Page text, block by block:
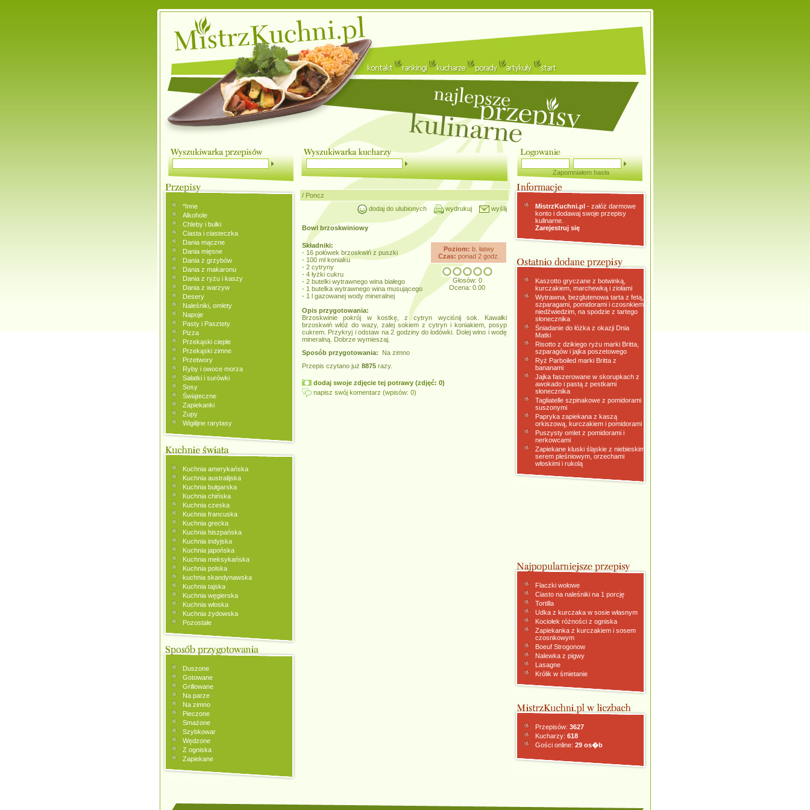
Zapomniałem hasła
*Inne
Alkohole
Chleby i bułki
Ciasta i ciasteczka
Dania mączne
Dania mięsne
Dania z grzybów
Dania z makaronu
Dania z ryżu i kaszy
Dania z warzyw
Desery
Naleśniki, omlety
Napoje
Pasty i Pasztety
Pizza
Przekąski ciepłe
Przekąski zimne
Przetwory
Ryby i owoce morza
Sałatki i surówki
Sosy
Świąteczne
Zapiekanki
Zupy
Wigilijne rarytasy
Kuchnia amerykańska
Kuchnia australijska
Kuchnia bułgarska
Kuchnia chińska
Kuchnia czeska
Kuchnia francuska
Kuchnia grecka
Kuchnia hiszpańska
Kuchnia indyjska
Kuchnia japońska
Kuchnia meksykańska
Kuchnia polska
kuchnia skandynawska
Kuchnia tajska
Kuchnia węgierska
Kuchnia włoska
Kuchnia żydowska
Pozostałe
Duszone
Gotowane
Grillowane
Na parze
Na zimno
Pieczone
Smażone
Szybkowar
Wędzone
Z ogniska
Zapiekane
/ Poncz
dodaj do ulubionych
wydrukuj wyślij
Bowl brzoskwiniowy
Poziom: b. łatwy
Czas: ponad 2 godz.
Głosów: 0
Ocena: 0.00
Składniki:
- 16 połówek brzoskwiń z puszki
- 100 ml koniaku
- 2 cytryny
- 4 łyżki cukru
- 2 butelki wytrawnego wina białego
- 1 butelka wytrawnego wina musującego
- 1 l gazowanej wody mineralnej
Opis przygotowania:
Brzoskwinie pokrój w kostkę, z cytryn wyciśnij sok. Kawałki
brzoskwiń włóż do wazy, zalej sokiem z cytryn i koniakiem, posyp
cukrem. Przykryj i odstaw na 2 godziny do lodówki. Dolej wino i wodę
mineralną. Dobrze wymieszaj.
Sposób przygotowania: Na zimno
Przepis czytano już 8875 razy.
dodaj swoje zdjęcie tej potrawy (zdjęć: 0)
napisz swój komentarz (wpisów: 0)
MistrzKuchni.pl- załóż darmowe
konto i dodawaj swoje przepisy
kulinarne.
Zarejestruj się
Kaszotto gryczane z botwinką,
kurczakiem, marchewką i ziołami
Wytrawna, bezglutenowa tarta z fetą,
szparagami, pomidorami i czosnkiem
niedźwiedzim, na spodzie z tartego
słonecznika
Śniadanie do łóżka z okazji Dnia
Matki
Risotto z dzikiego ryżu marki Britta,
szparagów i jajka poszetowego
Ryż Parboiled marki Britta z
bananami
Jajka faszerowane w skorupkach z
awokado i pastą z pestkami
słonecznika
Tagliatelle szpinakowe z pomidorami
suszonymi
Papryka zapiekana z kaszą
orkiszową, kurczakiem i pomidorami
Puszysty omlet z pomidorami i
nerkowcami
Zapiekane kluski śląskie z niebieskim
serem pleśniowym, orzechami
włoskimi i rukolą
Flaczki wołowe
Ciasto na naleśniki na 1 porcję
Tortilla
Udka z kurczaka w sosie własnym
Kociołek różności z ogniska
Zapiekanka z kurczakiem i sosem
czosnkowym
Boeuf Strogonow
Nalewka z pigwy
Lasagne
Królik w śmietanie
Przepisów: 3627
Kucharzy: 618
Gości online: 29 os�b